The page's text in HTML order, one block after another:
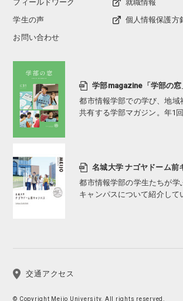
フィールドワーク
学生の声
お問い合わせ
就職情報
個人情報保護方
学部magazine「学部の窓
都市情報学部での学び、地域
共有する学部マガジン。年1回
名城大学 ナゴヤドーム前
都市情報学部の学生たちが学
キャンパスについて紹介して
交通アクセス
© Copyright Meijo University. All rights reserved.